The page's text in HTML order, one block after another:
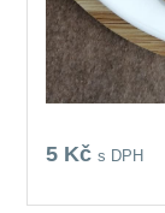
5 Kčs DPH